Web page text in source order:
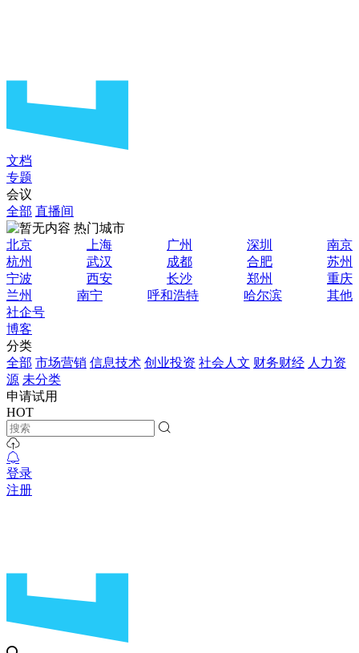
文档
专题
会议
全部 直播间
热门城市
北京
上海 广州 深圳
南京
杭州
武汉 成都 合肥
苏州
宁波
西安 长沙 郑州
重庆
兰州
南宁 呼和浩特 哈尔滨
其他
社企号
博客
分类
全部 市场营销 信息技术 创业投资 社会人文 财务财经 人力资
源 未分类
申请试用
HOT
登录
注册